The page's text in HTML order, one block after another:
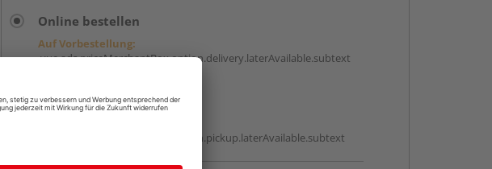
Online bestellen
Auf Vorbestellung:
vue.ads.priceMerchantBox.option.delivery.laterAvailable.subtext
Beim Händler abholen
vue.ads.priceMerchantBox.option.pickup.laterAvailable.subtext